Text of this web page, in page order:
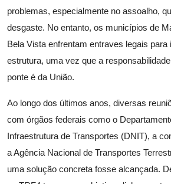
problemas, especialmente no assoalho,
desgaste. No entanto, os municípios de
Bela Vista enfrentam entraves legais para
estrutura, uma vez que a
ponte é da União.
Ao longo dos últimos anos, diversas
com órgãos federais como o
Infraestrutura de Transportes (DNIT), a
a Agência Nacional de Transportes
uma solução concreta fosse alcançada.